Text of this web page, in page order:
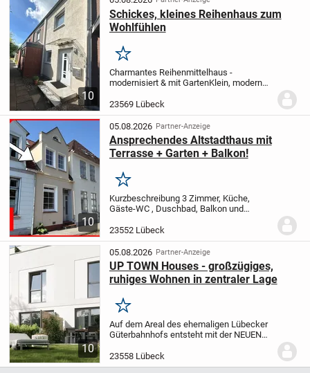
10
Schickes, kleines Reihenhaus zum
Wohlfühlen
Merken
Charmantes Reihenmittelhaus -
modernisiert & mit GartenKlein, modern
Dieses gepflegte Reihenmittelhaus am
Rande von Lübeck-Kücknitz bietet auf ca.
65 m²...
23569 Lübeck
10
05.08.2026 Partner-Anzeige
Ansprechendes Altstadthaus mit
Terrasse + Garten + Balkon!
Merken
Kurzbeschreibung 3 Zimmer, Küche,
Gäste-WC , Duschbad, Balkon und
gestaltete Altstadthaus mit einer
Wohnfläche von ca. 71 m² wurde in den
späten 1970er Jahren...
23552 Lübeck
10
05.08.2026 Partner-Anzeige
UP TOWN Houses - großzügiges,
ruhiges Wohnen in zentraler Lage
Merken
Auf dem Areal des ehemaligen Lübecker
Güterbahnhofs entsteht mit der NEUEN
Stadtquartier, das Wohnen, Arbeiten,
Freizeit und Nachbarschaft miteinander
23558 Lübeck